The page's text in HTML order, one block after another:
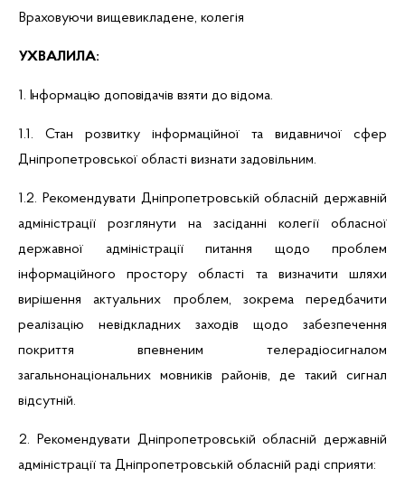
Враховуючи вищевикладене, колегія
УХВАЛИЛА:
1. Інформацію доповідачів взяти до відома.
1.1. Стан розвитку інформаційної та видавничої сфер
Дніпропетровської області визнати задовільним.
1.2. Рекомендувати Дніпропетровській обласній державній
адміністрації розглянути на засіданні колегії обласної
державної адміністрації питання щодо проблем
інформаційного простору області та визначити шляхи
вирішення актуальних проблем, зокрема передбачити
реалізацію невідкладних заходів щодо забезпечення
покриття впевненим телерадіосигналом
загальнонаціональних мовників районів, де такий сигнал
відсутній.
2. Рекомендувати Дніпропетровській обласній державній
адміністрації та Дніпропетровській обласній раді сприяти: